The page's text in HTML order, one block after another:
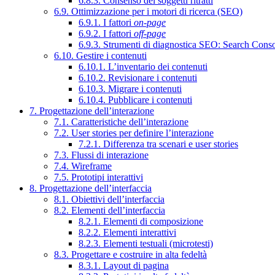
6.9. Ottimizzazione per i motori di ricerca (SEO)
6.9.1. I fattori on-page
6.9.2. I fattori off-page
6.9.3. Strumenti di diagnostica SEO: Search
6.10. Gestire i contenuti
6.10.1. L’inventario dei contenuti
6.10.2. Revisionare i contenuti
6.10.3. Migrare i contenuti
6.10.4. Pubblicare i contenuti
7. Progettazione dell’interazione
7.1. Caratteristiche dell’interazione
7.2. User stories per definire l’interazione
7.2.1. Differenza tra scenari e user stories
7.3. Flussi di interazione
7.4. Wireframe
7.5. Prototipi interattivi
8. Progettazione dell’interfaccia
8.1. Obiettivi dell’interfaccia
8.2. Elementi dell’interfaccia
8.2.1. Elementi di composizione
8.2.2. Elementi interattivi
8.2.3. Elementi testuali (microtesti)
8.3. Progettare e costruire in alta fedeltà
8.3.1. Layout di pagina